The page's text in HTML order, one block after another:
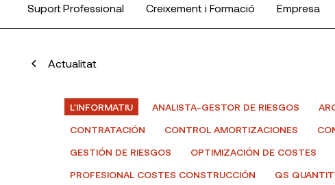
Suport Professional Creixement i Formació Empresa
Actualitat
L'INFORMATIU ANALISTA-GESTOR DE RIESGOS
CONTRATACIÓN
CONTROL AMORTIZACIONES
GESTIÓN DE RIESGOS
OPTIMIZACIÓN DE COSTES
PROFESIONAL COSTES CONSTRUCCIÓN
QS